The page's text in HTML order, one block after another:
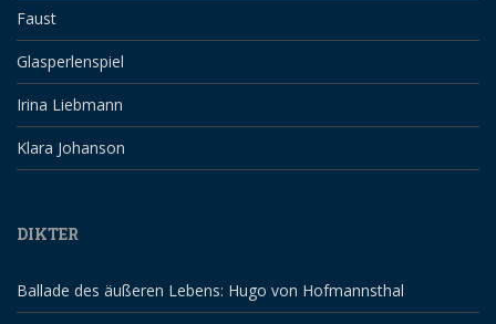
Faust
Glasperlenspiel
Irina Liebmann
Klara Johanson
DIKTER
Ballade des äußeren Lebens: Hugo von Hofmannsthal